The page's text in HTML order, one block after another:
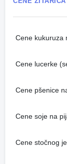
Cene kukuruza
Cene lucerke
Cene pšenice
Cene soje na
Cene stočnog